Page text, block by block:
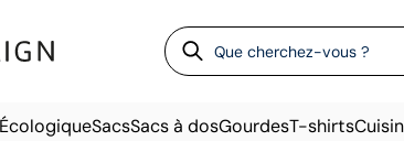
ÉcologiqueSacsSacs à dosGourdesT-shirts